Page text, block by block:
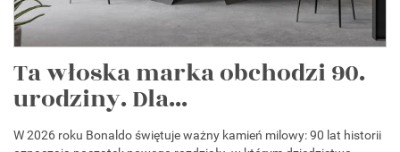
Ta włoska marka obchodzi 90.
urodziny. Dla...
W 2026 roku Bonaldo świętuje ważny kamień milowy: 90 lat historii